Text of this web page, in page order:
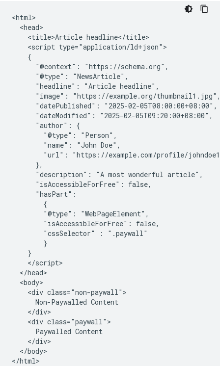
<html>
  <head>
    <title>Article headline</title>
    <script type="application/ld+json">
    {
      "@context": "https://schema.org",
      "@type": "NewsArticle",
      "headline": "Article headline",
"image": "https://example.org/
      "datePublished": "2025-02-05T08:00:00+08:00",
      "dateModified": "2025-02-05T09:20:00+08:00",
      "author": {
        "@type": "Person",
        "name": "John Doe",
"url": "https://example.com/profile/
      },
      "description": "A most wonderful article",
      "isAccessibleForFree": false,
      "hasPart":
        {
        "@type": "WebPageElement",
        "isAccessibleForFree": false,
        "cssSelector" : ".paywall"
        }
    }
    </script>
  </head>
  <body>
    <div class="non-paywall">
      Non-Paywalled Content
    </div>
    <div class="paywall">
      Paywalled Content
    </div>
  </body>
</html>